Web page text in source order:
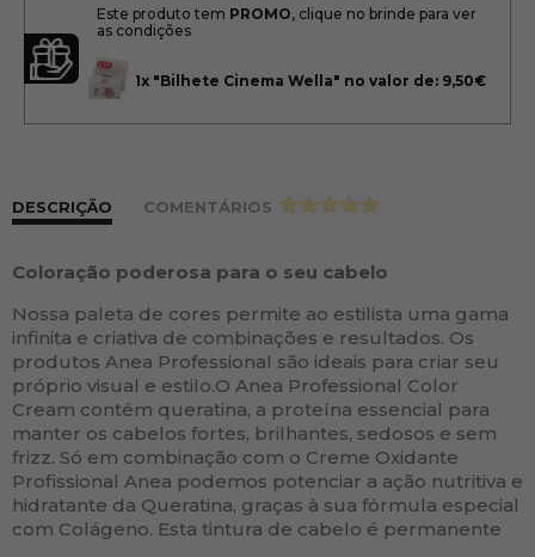
Este produto tem PROMO, clique no brinde para ver
as condições
1x "Bilhete Cinema Wella" no valor de: 9,50€
DESCRIÇÃO COMENTÁRIOS >
Coloração poderosa para o seu cabelo
Nossa paleta de cores permite ao estilista uma gama
infinita e criativa de combinações e resultados. Os
produtos Anea Professional são ideais para criar seu
próprio visual e estilo.O Anea Professional Color
Cream contém queratina, a proteína essencial para
manter os cabelos fortes, brilhantes, sedosos e sem
frizz. Só em combinação com o Creme Oxidante
Profissional Anea podemos potenciar a ação nutritiva e
hidratante da Queratina, graças à sua fórmula especial
com Colágeno. Esta tintura de cabelo é permanente